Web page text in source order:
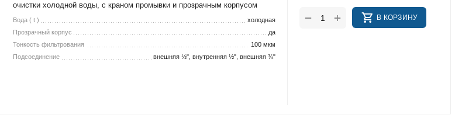
очистки холодной воды, с краном промывки и прозрачным корпусом
Вода ( t )
холодная
Прозрачный корпус
да
Тонкость фильтрования
100 мкм
Подсоединение
внешняя ½", внутренняя ½", внешняя ¾"
+
− В КОРЗИНУ